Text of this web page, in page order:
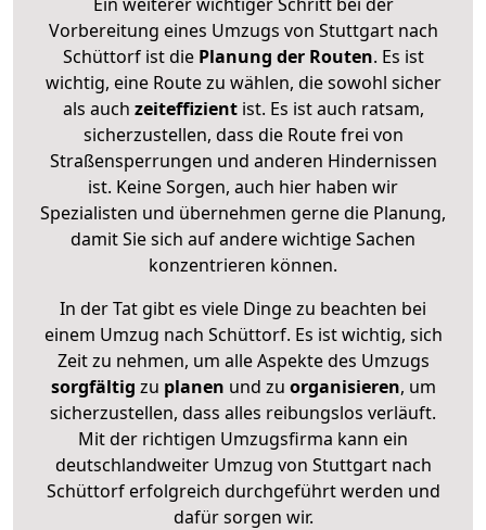
Vorbereitung eines Umzugs von Stuttgart nach
Schüttorf ist diePlanung der Routen. Es ist
wichtig, eine Route zu wählen, die sowohl sicher
als auch zeiteffizientist. Es ist auch ratsam,
sicherzustellen, dass die Route frei von
Straßensperrungen und anderen Hindernissen
ist. Keine Sorgen, auch hier haben wir
Spezialisten und übernehmen gerne die Planung,
damit Sie sich auf andere wichtige Sachen
konzentrieren können.
In der Tat gibt es viele Dinge zu beachten bei
einem Umzug nach Schüttorf. Es ist wichtig, sich
Zeit zu nehmen, um alle Aspekte des Umzugs
sorgfältig zu planen und zu organisieren, um
sicherzustellen, dass alles reibungslos verläuft.
Mit der richtigen Umzugsfirma kann ein
deutschlandweiter Umzug von Stuttgart nach
Schüttorf erfolgreich durchgeführt werden und
dafür sorgen wir.